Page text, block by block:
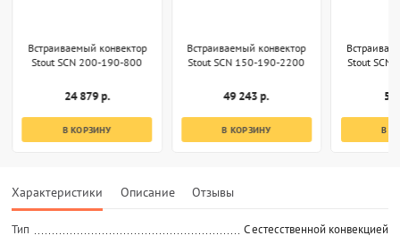
Встраиваемый конвектор
Stout SCN 200-190-800
24 879 р.
В КОРЗИНУ
Встраиваемый конвектор
Stout SCN 150-190-2200
49 243 р.
В КОРЗИНУ
Stout
57
В
Характеристики Описание Отзывы
Тип
C естесственной конвекцией